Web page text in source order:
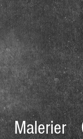
Malerier